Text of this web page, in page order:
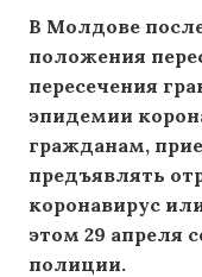
В Молдове
положения
пересечения
эпидемии
гражданам,
предъявлять
коронавирус
этом 29 апреля
полиции.